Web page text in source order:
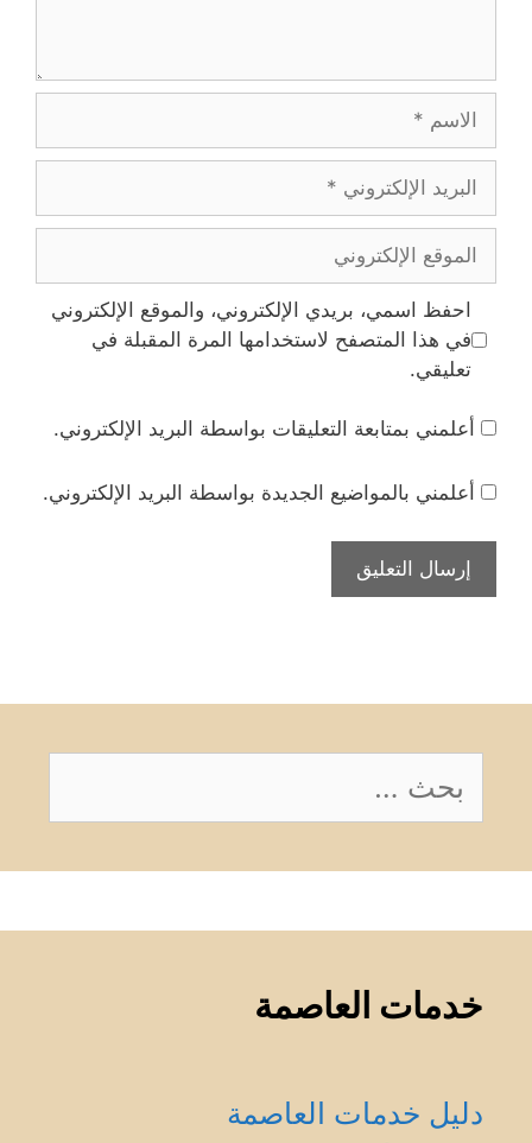
الإلكتروني
الإلكتروني
احفظ اسمي، بريدي الإلكتروني، والموقع الإلكتروني
في هذا المتصفح لاستخدامها المرة المقبلة في
تعليقي.
أعلمني بمتابعة التعليقات بواسطة البريد الإلكتروني.
أعلمني بالمواضيع الجديدة بواسطة البريد الإلكتروني.
البحث
عن:
خدمات العاصمة
دليل خدمات العاصمة